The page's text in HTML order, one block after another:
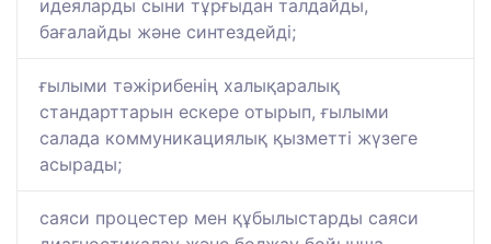
идеяларды сыни тұрғыдан талдайды,
бағалайды және синтездейді;
ғылыми тәжірибенің халықаралық
стандарттарын ескере отырып, ғылыми
салада коммуникациялық қызметті жүзеге
асырады;
саяси процестер мен құбылыстарды саяси